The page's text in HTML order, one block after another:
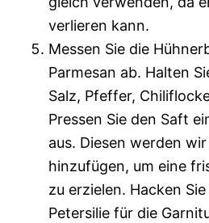
verlieren kann.
Messen Sie die
Parmesan ab. Halten
Salz, Pfeffer,
Pressen Sie den Saft
aus. Diesen werden
hinzufügen, um eine
zu erzielen. Hacken
Petersilie für die